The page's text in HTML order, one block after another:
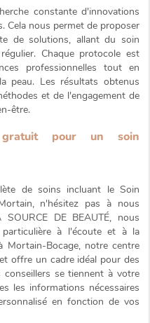
constante d'innovations
Cela nous permet de proposer
de solutions, allant du soin
Chaque protocole est
professionnelles tout en
peau. Les résultats obtenus
et de l'engagement de
être.
gratuit pour un soin
de soins incluant le Soin
, n'hésitez pas à nous
DE BEAUTÉ, nous
à l'écoute et à la
Mortain-Bocage, notre centre
offre un cadre idéal pour des
se tiennent à votre
les informations nécessaires
en fonction de vos